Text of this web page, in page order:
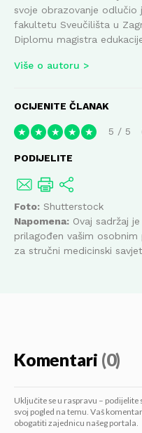
svoje obrazovanje
fakultetu Sveučilišta u
Diplomu magistra
Više o autoru
OCIJENITE ČLANAK
★ ★ ★ ★ ★ 5 / 5
PODIJELITE
Foto: Shutterstock
Napomena: Ovaj sadržaj
prilagođen vašim
za stručni medicinski
Komentari (0)
Uključite se u raspravu –
svoj pogled na temu. Vaš
obogatiti zajednicu našeg portala.